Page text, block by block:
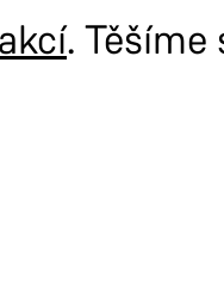
. Těšíme